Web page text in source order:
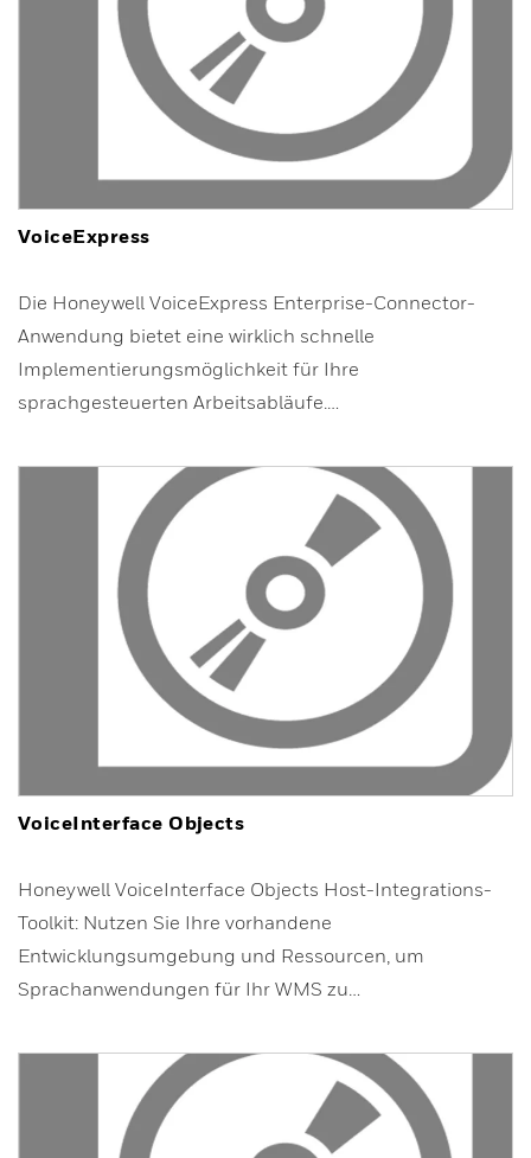
VoiceExpress
Die Honeywell VoiceExpress Enterprise-Connector-
Anwendung bietet eine wirklich schnelle
Implementierungsmöglichkeit für Ihre
sprachgesteuerten Arbeitsabläufe.…
VoiceInterface Objects
Honeywell VoiceInterface Objects Host-Integrations-
Toolkit: Nutzen Sie Ihre vorhandene
Entwicklungsumgebung und Ressourcen, um
Sprachanwendungen für Ihr WMS zu…